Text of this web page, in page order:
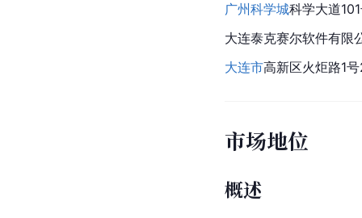
广州科学城科学大道
大连泰克赛尔软件有限
大连市高新区火炬路1
市场地位
概述